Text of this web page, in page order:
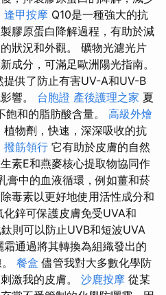
逢甲按摩 Q10是一種強大的抗
膠原蛋白降解過程，有助於減
狀況和外觀。 礦物光濾光片
成分，可滿足歐洲陽光指南。
提供了防止有害UV-A和UV-B
響。 台胞證 產後護理之家 夏
和的脂肪酸含量。 高級外燴
植物劑，快速，深深吸收的抗
撥筋領行 它有助於皮膚的自然
素E和燕麥核心提取物協同作
膏中的血液循環，例如薑和菸
毒素以更好地使用活性成分和
鋅可保護皮膚免受UVA和
則可以防止UVB和短波UVA
霜通過將其轉換為組織發出的
餐盒 儘管我對大多數化學防
激我的皮膚。 沙鹿按摩 從某